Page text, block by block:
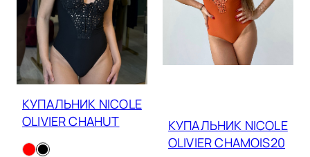
КУПАЛЬНИК NICOLE
OLIVIER CHAHUT
КУПАЛЬНИК NICOLE
OLIVIER CHAMOIS20